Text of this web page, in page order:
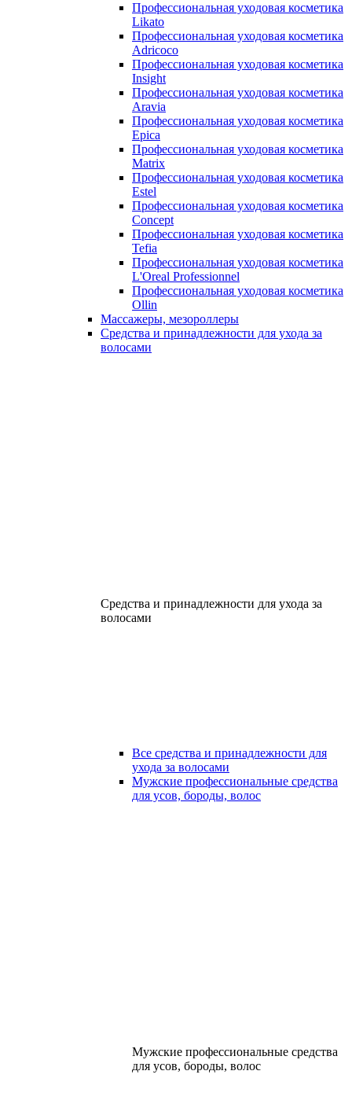
Профессиональная уходовая косметика
Likato
Профессиональная уходовая косметика
Adricoco
Профессиональная уходовая косметика
Insight
Профессиональная уходовая косметика
Aravia
Профессиональная уходовая косметика
Epica
Профессиональная уходовая косметика
Matrix
Профессиональная уходовая косметика
Estel
Профессиональная уходовая косметика
Concept
Профессиональная уходовая косметика
Tefia
Профессиональная уходовая косметика
L'Oreal Professionnel
Профессиональная уходовая косметика
Ollin
Массажеры, мезороллеры
Средства и принадлежности для ухода за
волосами
Средства и принадлежности для ухода за
волосами
Все средства и принадлежности для
ухода за волосами
Мужские профессиональные средства
для усов, бороды, волос
Мужские профессиональные средства
для усов, бороды, волос